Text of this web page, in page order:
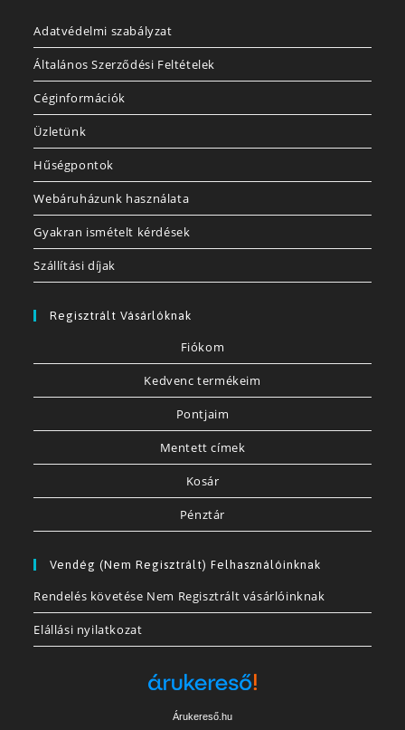
Adatvédelmi szabályzat
Általános Szerződési Feltételek
Céginformációk
Üzletünk
Hűségpontok
Webáruházunk használata
Gyakran ismételt kérdések
Szállítási díjak
Regisztrált Vásárlóknak
Fiókom
Kedvenc termékeim
Pontjaim
Mentett címek
Kosár
Pénztár
Vendég (nem Regisztrált) Felhasználóinknak
Rendelés követése Nem Regisztrált vásárlóinknak
Elállási nyilatkozat
Árukereső.hu